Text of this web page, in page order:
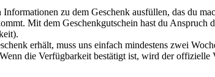
zu dem Geschenk ausfüllen, das du
Mit dem Geschenkgutschein hast du
erhält, muss uns einfach mindestens zwei
die Verfügbarkeit bestätigt ist, wird der